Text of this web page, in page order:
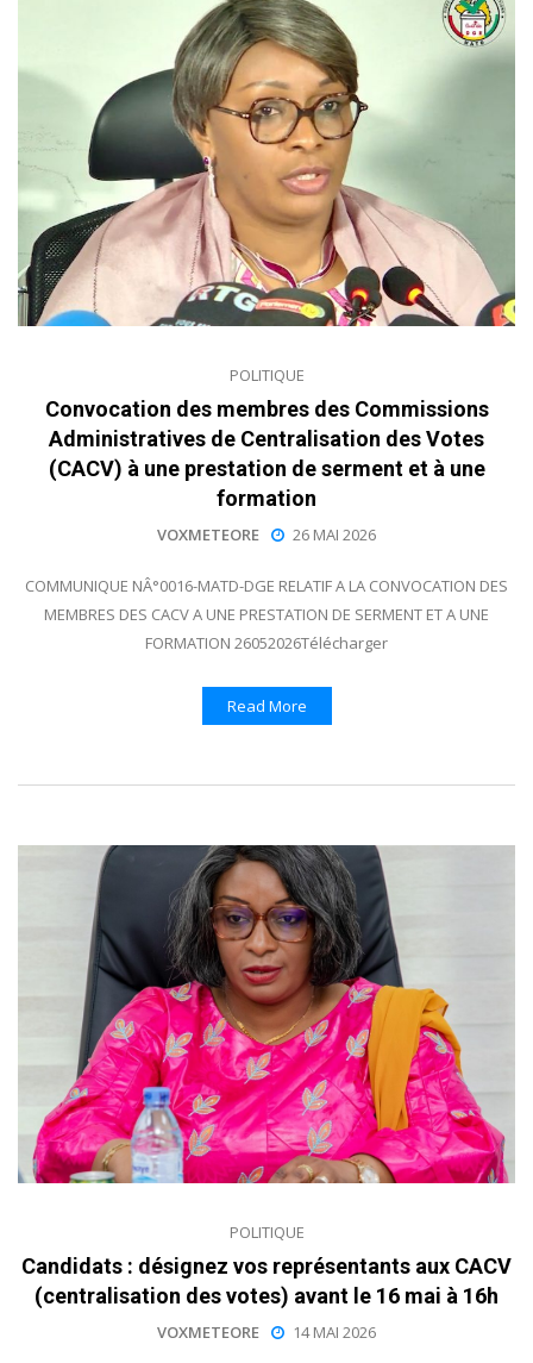
POLITIQUE
Convocation des membres des Commissions
Administratives de Centralisation des Votes
(CACV) à une prestation de serment et à une
formation
VOXMETEORE 26 MAI 2026
COMMUNIQUE NÂ°0016-MATD-DGE RELATIF A LA CONVOCATION DES
MEMBRES DES CACV A UNE PRESTATION DE SERMENT ET A UNE
FORMATION 26052026Télécharger
Read More
POLITIQUE
Candidats : désignez vos représentants aux CACV
(centralisation des votes) avant le 16 mai à 16h
VOXMETEORE 14 MAI 2026